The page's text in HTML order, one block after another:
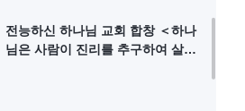
전능하신 하나님 교회 합창 ＜하나
님은 사람이 진리를 추구하여 살아